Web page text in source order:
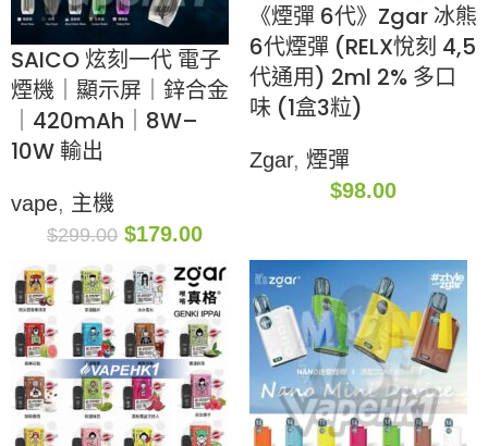
SAICO 炫刻一代 電子
煙機｜顯示屏｜鋅合金
｜420mAh｜8W–
10W 輸出
vape, 主機
$299.00 $179.00
《煙彈 6代》Zgar 冰熊
6代煙彈 (RELX悅刻 4,5
代通用) 2ml 2% 多口
味 (1盒3粒)
Zgar, 煙彈
$98.00